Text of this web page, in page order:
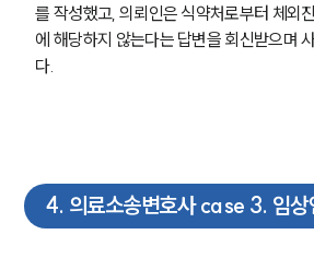
를 작성했고, 의뢰인은 식약처로부터 체외
에 해당하지 않는다는 답변을 회신받으며
다.
4. 의료소송변호사 case 3. 임상